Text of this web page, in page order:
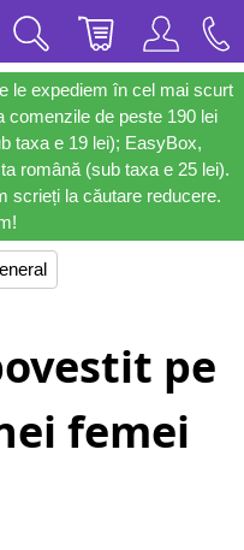
le expediem în cel mai scurt
comenzile de peste 190 lei
taxa e 19 lei); EasyBox,
română (sub taxa e 25 lei).
scrieți la căutare reducere.
pe
femei